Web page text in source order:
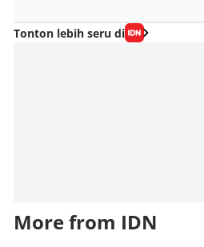
Tonton lebih seru di
More from IDN